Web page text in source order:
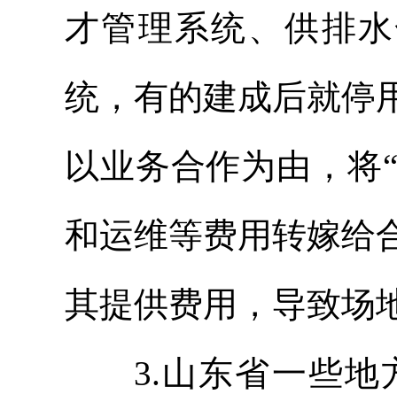
才管理系统、供排
统，有的建成后就停
以业务合作为由，将
和运维等费用转嫁给
其提供费用，导致场
3.山东省一些地